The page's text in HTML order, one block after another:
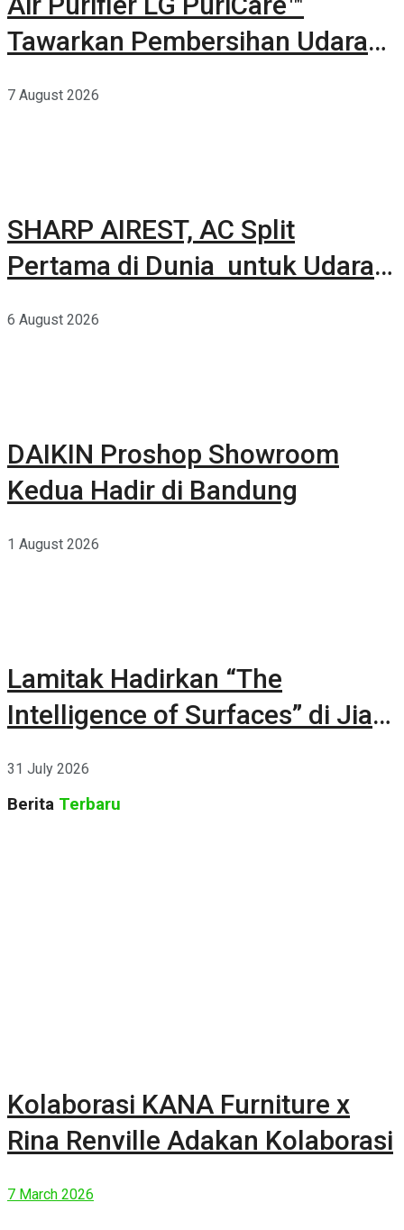
Tawarkan Pembersihan Udara
7 August 2026
SHARP AIREST, AC Split
Pertama di Dunia untuk Udara
6 August 2026
DAIKIN Proshop Showroom
Kedua Hadir di Bandung
1 August 2026
Lamitak Hadirkan “The
Intelligence of Surfaces” di Jia
31 July 2026
Berita Terbaru
Kolaborasi KANA Furniture x
Rina Renville Adakan Kolaborasi
7 March 2026